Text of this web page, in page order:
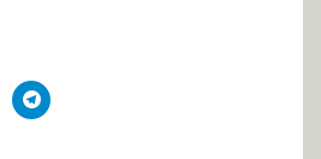
Klik
untuk